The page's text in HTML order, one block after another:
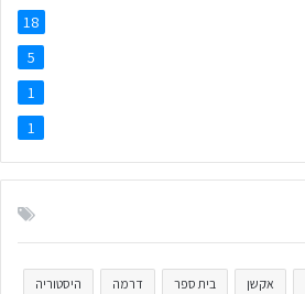
18
5
1
1
אקשן בית ספר דרמה היסטוריה